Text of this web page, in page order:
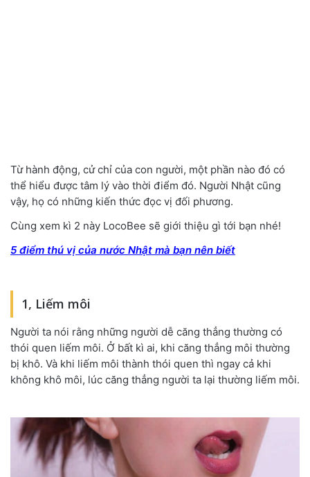
Từ hành động, cử chỉ của con người, một phần nào đó có
thể hiểu được tâm lý vào thời điểm đó. Người Nhật cũng
vậy, họ có những kiến thức đọc vị đối phương.
Cùng xem kì 2 này LocoBee sẽ giới thiệu gì tới bạn nhé!
5 điểm thú vị của nước Nhật mà bạn nên biết
1, Liếm môi
Người ta nói rằng những người dễ căng thẳng thường có
thói quen liếm môi. Ở bất kì ai, khi căng thẳng môi thường
bị khô. Và khi liếm môi thành thói quen thì ngay cả khi
không khô môi, lúc căng thẳng người ta lại thường liếm môi.